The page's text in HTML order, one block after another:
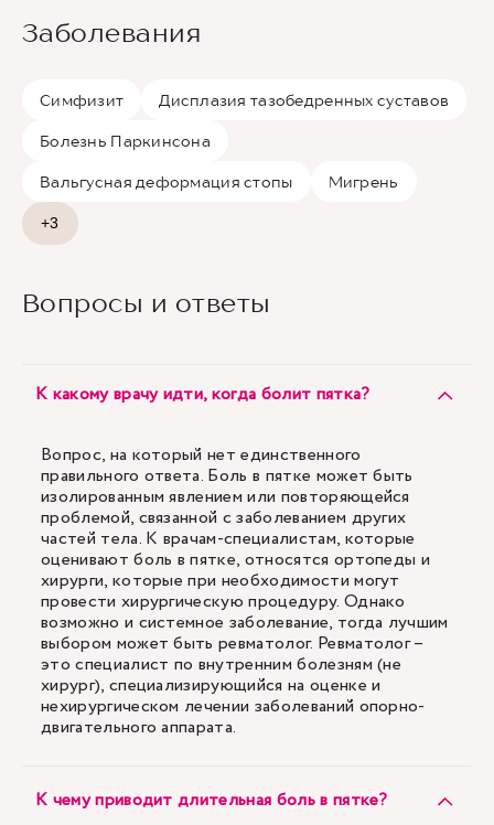
Заболевания
Симфизит Дисплазия тазобедренных суставов
Болезнь Паркинсона
Вальгусная деформация стопы Мигрень
+3
Вопросы и ответы
К какому врачу идти, когда болит пятка?
Вопрос, на который нет единственного
правильного ответа. Боль в пятке может быть
изолированным явлением или повторяющейся
проблемой, связанной с заболеванием других
частей тела. К врачам-специалистам, которые
оценивают боль в пятке, относятся ортопеды и
хирурги, которые при необходимости могут
провести хирургическую процедуру. Однако
возможно и системное заболевание, тогда лучшим
выбором может быть ревматолог. Ревматолог –
это специалист по внутренним болезням (не
хирург), специализирующийся на оценке и
нехирургическом лечении заболеваний опорно-
двигательного аппарата.
К чему приводит длительная боль в пятке?